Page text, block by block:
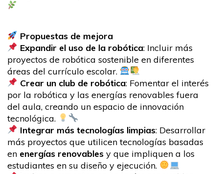
Propuestas de mejora
Expandir el uso de la robótica: Incluir más
proyectos de robótica sostenible en diferentes
áreas del currículo escolar.
Crear un club de robótica: Fomentar el interés
por la robótica y las energías renovables fuera
del aula, creando un espacio de innovación
tecnológica.
Integrar más tecnologías limpias: Desarrollar
más proyectos que utilicen tecnologías basadas
en energías renovables y que impliquen a los
estudiantes en su diseño y ejecución.